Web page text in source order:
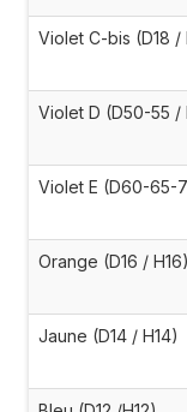
Violet C-bis (D18
Violet D (D50-55 /
Violet E (D60-65-
Orange (D16 / H16)
Jaune (D14 / H14)